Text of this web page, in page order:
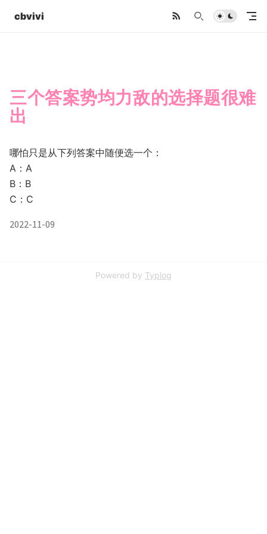
cbvivi
三个答案势均力敌的选择题很难
出
哪怕只是从下列答案中随便选一个：
A：A
B：B
C：C
2022-11-09
Powered by Typlog